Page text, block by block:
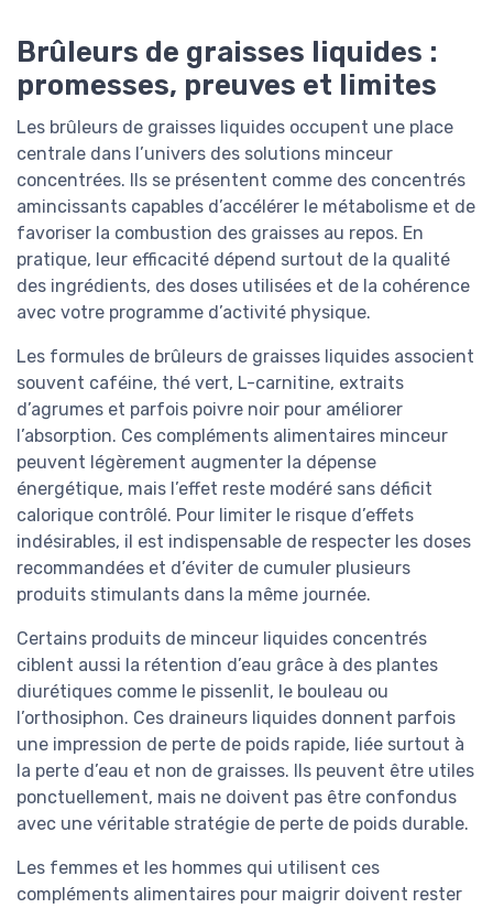
Brûleurs de graisses liquides :
promesses, preuves et limites
Les brûleurs de graisses liquides occupent une place
centrale dans l’univers des solutions minceur
concentrées. Ils se présentent comme des concentrés
amincissants capables d’accélérer le métabolisme et de
favoriser la combustion des graisses au repos. En
pratique, leur efficacité dépend surtout de la qualité
des ingrédients, des doses utilisées et de la cohérence
avec votre programme d’activité physique.
Les formules de brûleurs de graisses liquides associent
souvent caféine, thé vert, L-carnitine, extraits
d’agrumes et parfois poivre noir pour améliorer
l’absorption. Ces compléments alimentaires minceur
peuvent légèrement augmenter la dépense
énergétique, mais l’effet reste modéré sans déficit
calorique contrôlé. Pour limiter le risque d’effets
indésirables, il est indispensable de respecter les doses
recommandées et d’éviter de cumuler plusieurs
produits stimulants dans la même journée.
Certains produits de minceur liquides concentrés
ciblent aussi la rétention d’eau grâce à des plantes
diurétiques comme le pissenlit, le bouleau ou
l’orthosiphon. Ces draineurs liquides donnent parfois
une impression de perte de poids rapide, liée surtout à
la perte d’eau et non de graisses. Ils peuvent être utiles
ponctuellement, mais ne doivent pas être confondus
avec une véritable stratégie de perte de poids durable.
Les femmes et les hommes qui utilisent ces
compléments alimentaires pour maigrir doivent rester